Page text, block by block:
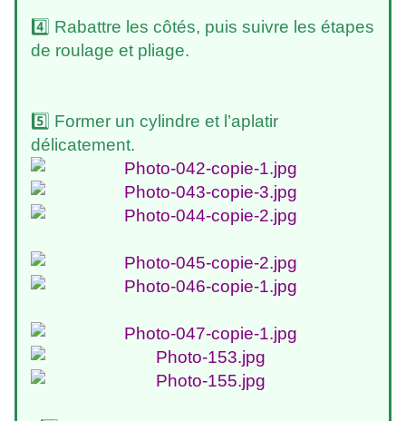
4️⃣ Rabattre les côtés, puis suivre les étapes
de roulage et pliage.
5️⃣ Former un cylindre et l’aplatir
délicatement.